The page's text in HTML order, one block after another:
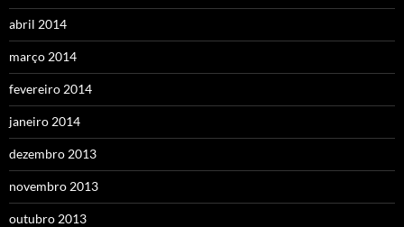
abril 2014
março 2014
fevereiro 2014
janeiro 2014
dezembro 2013
novembro 2013
outubro 2013